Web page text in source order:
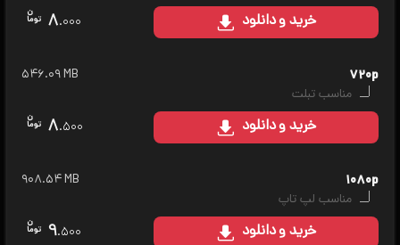
خریدو دانلود ۸.۰۰۰
۷۲۰p
مناسب تبلت
۵۴۶.۰۹ MB
خریدو دانلود ۸.۵۰۰
۱۰۸۰p
مناسب لپ تاپ
۹۰۸.۵۴ MB
خریدو دانلود ۹.۵۰۰